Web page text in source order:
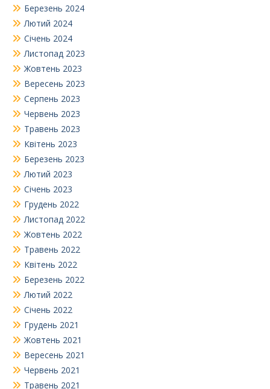
Березень 2024
Лютий 2024
Січень 2024
Листопад 2023
Жовтень 2023
Вересень 2023
Серпень 2023
Червень 2023
Травень 2023
Квітень 2023
Березень 2023
Лютий 2023
Січень 2023
Грудень 2022
Листопад 2022
Жовтень 2022
Травень 2022
Квітень 2022
Березень 2022
Лютий 2022
Січень 2022
Грудень 2021
Жовтень 2021
Вересень 2021
Червень 2021
Травень 2021